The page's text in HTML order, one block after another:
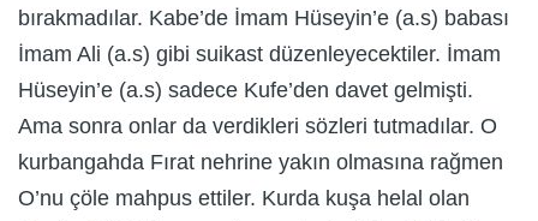
bırakmadılar. Kabe’de İmam Hüseyin’e (a.s) babası
İmam Ali (a.s) gibi suikast düzenleyecektiler. İmam
Hüseyin’e (a.s) sadece Kufe’den davet gelmişti.
Ama sonra onlar da verdikleri sözleri tutmadılar. O
kurbangahda Fırat nehrine yakın olmasına rağmen
O’nu çöle mahpus ettiler. Kurda kuşa helal olan